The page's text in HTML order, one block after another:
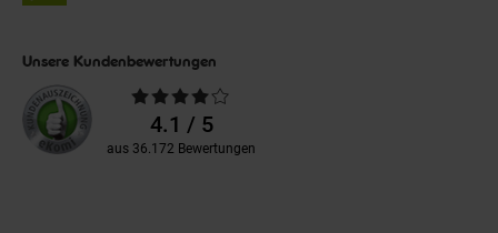
Unsere Kundenbewertungen
Durchschnittliche
Bewertungen4.1 / 5
aus 36.172 Bewertungen